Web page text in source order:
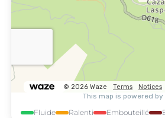
Fluide Ralenti Embouteillé